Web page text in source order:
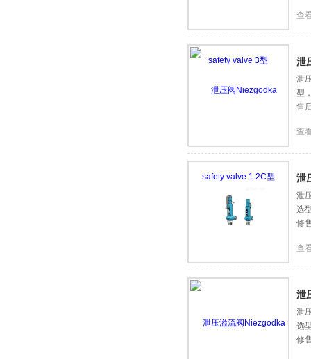
查
泄
泄
型
售
查
泄
泄
选
修
查
泄
泄
选
修